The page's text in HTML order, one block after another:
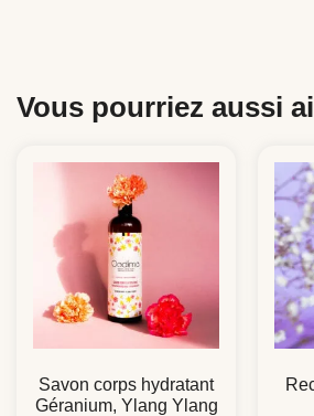
Vous pourriez aussi
Savon corps hydratant
Géranium, Ylang Ylang